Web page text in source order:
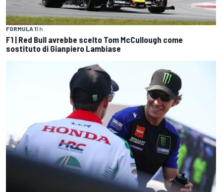
FORMULA 11 h
F1 | Red Bull avrebbe scelto Tom McCullough come
sostituto di Gianpiero Lambiase